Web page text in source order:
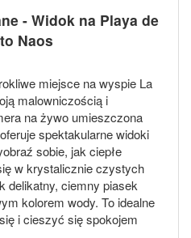
- Widok na Playa de
Naos
miejsce na wyspie La
malowniczością i
na żywo umieszczona
spektakularne widoki
sobie, jak ciepłe
w krystalicznie czystych
delikatny, ciemny piasek
kolorem wody. To idealne
i cieszyć się spokojem